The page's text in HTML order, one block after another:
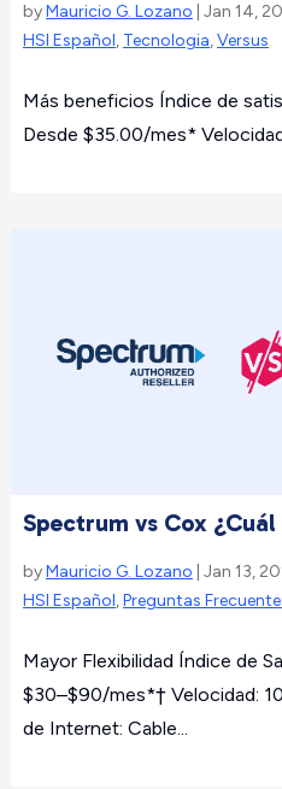
byMauricio G. Lozano | Jan 14,
HSI Español, Tecnologia,Versus
Más beneficios Índice de
Desde $35.00/mes*
Spectrum vs Cox
byMauricio G. Lozano | Jan 13,
HSI Español,Preguntas
Mayor Flexibilidad Índice de
$30–$90/mes*† Velocidad:
de Internet: Cable...